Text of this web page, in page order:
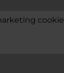
cookie